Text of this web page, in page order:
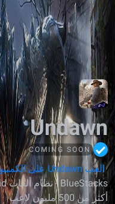
Undawn
COMING SOON
العب Undawn على الكمبيوتر الشخصي
أكثر من 500 مليون لاعب